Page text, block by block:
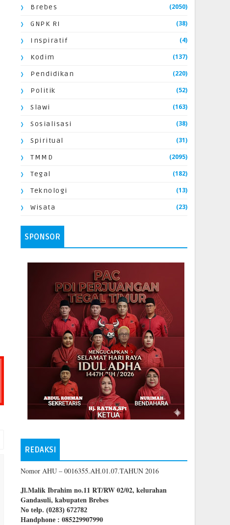
Brebes (2050)
GNPK RI (38)
Inspiratif (4)
Kodim (137)
Pendidikan (220)
Politik (52)
Slawi (163)
Sosialisasi (38)
Spiritual (31)
TMMD (2095)
Tegal (182)
Teknologi (13)
Wisata (23)
SPONSOR
REDAKSI
Nomor AHU – 0016355.AH.01.07.TAHUN 2016
Jl.Malik Ibrahim no.11 RT/RW 02/02, kelurahan
Gandasuli, kabupaten Brebes
No telp. (0283) 672782
Handphone : 085229907990